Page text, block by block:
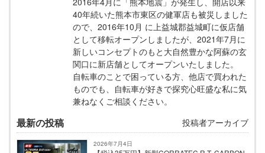
40年続いた熊本市東区の健軍店も被災しました
ので、2016年10月 に上益城郡益城町に仮店舗
として移転オープンしましたが、2021年7月に
新しいコンセプトのもと大自然豊かな阿蘇の玄
関口に新店舗としてオープンいたしました。
自転車のことで困っている方、他店で買われた
ものでも、自転車が好きで探究心旺盛な私に気
兼ねなくご相談ください。
最新の投稿 投稿者アーカイブ
2026年7月4日